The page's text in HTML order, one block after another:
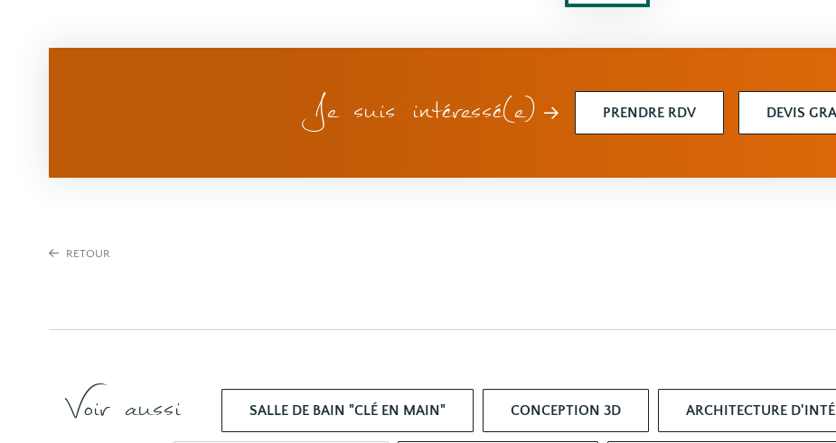
Je suis intéressé(e) PRENDRE RDV DEVIS
RETOUR
Voir aussi SALLE DE BAIN "CLÉ EN MAIN" CONCEPTION 3D ARCHITECTURE